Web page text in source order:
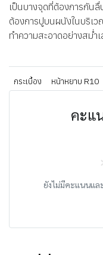
เป็นบางจุดที่ต้องการกันลื่
ต้องการปูบนผนังในบริเว
ทำความสะอาดอย่างสม่ำ
กระเบื้อง หน้าหยาบ R10
คะแ
ยังไม่มีคะแนนแล